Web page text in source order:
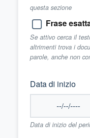
questa sezione
Frase
Se attivo cerca il
altrimenti trova i
parole, anche non
Data di inizio
Data di inizio del